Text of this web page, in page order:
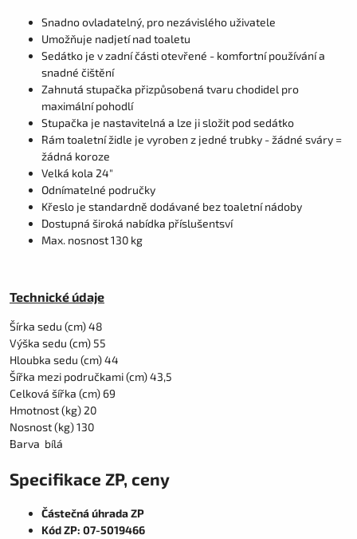
Snadno ovladatelný, pro nezávislého uživatele
Umožňuje nadjetí nad toaletu
Sedátko je v zadní části otevřené - komfortní používání a
snadné čištění
Zahnutá stupačka přizpůsobená tvaru chodidel pro
maximální pohodlí
Stupačka je nastavitelná a lze ji složit pod sedátko
Rám toaletní židle je vyroben z jedné trubky - žádné sváry =
žádná koroze
Velká kola 24"
Odnímatelné područky
Křeslo je standardně dodávané bez toaletní nádoby
Dostupná široká nabídka příslušentsví
Max. nosnost 130 kg
Technické údaje
Šírka sedu (cm) 48
Výška sedu (cm) 55
Hloubka sedu (cm) 44
Šířka mezi područkami (cm) 43,5
Celková šířka (cm) 69
Hmotnost (kg) 20
Nosnost (kg) 130
Barva bílá
Specifikace ZP, ceny
Částečná úhrada ZP
Kód ZP: 07-5019466